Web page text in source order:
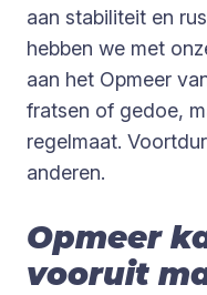
aan stabiliteit en
hebben we met
aan het Opmeer
fratsen of gedoe,
regelmaat.
anderen.
Opmeer
vooruit